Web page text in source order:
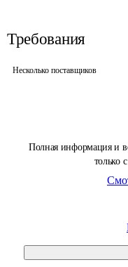
Полная информация и
только
Требования
Несколько поставщиков